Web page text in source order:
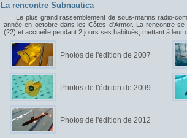
La rencontre Subnautica
Le plus grand rassemblement de sous-marins radio-
année en octobre dans les Côtes d'Armor. La rencontre
(22) et accueille pendant 2 jours ses habitués, mettant à leur
Photos de l'édition de 2007
Photos de l'édition de 2009
Photos de l'édition de 2012